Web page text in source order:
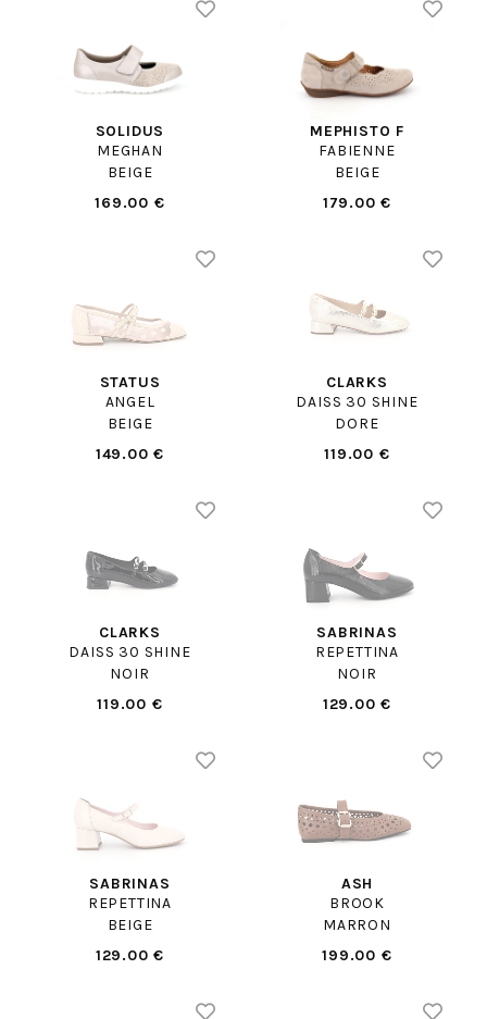
SOLIDUS
MEGHAN
BEIGE
169.00 €
MEPHISTO F
FABIENNE
BEIGE
179.00 €
STATUS
ANGEL
BEIGE
149.00 €
CLARKS
DAISS 30 SHINE
DORE
119.00 €
CLARKS
DAISS 30 SHINE
NOIR
119.00 €
SABRINAS
REPETTINA
NOIR
129.00 €
SABRINAS
REPETTINA
BEIGE
129.00 €
ASH
BROOK
MARRON
199.00 €